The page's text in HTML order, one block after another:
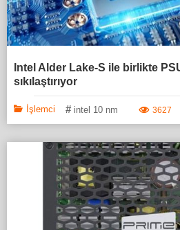
Intel Alder Lake-S ile birlikte
sıkılaştırıyor
İşlemci # intel 10 nm 3627